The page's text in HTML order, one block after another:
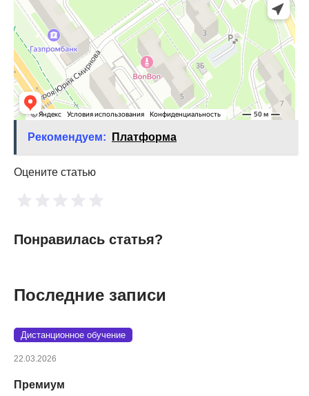
Рекомендуем: Платформа
Оцените статью
Понравилась статья?
Последние записи
Дистанционное обучение
22.03.2026
Премиум